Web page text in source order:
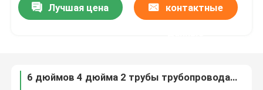
Ролики
Лучшая цена контактные
6 дюймов 4 дюйма 2 трубы трубопровода дюйма делать мебели стены 7075 алюминиевых гибких тонких T6
Цены lme слитка 99,7 чистого алюминиевого слитка ADC 12 основные алюминиевые для переплавлять